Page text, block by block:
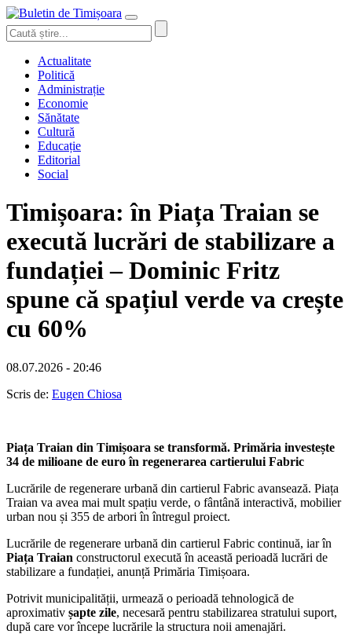
Actualitate
Politică
Administrație
Economie
Sănătate
Cultură
Educație
Editorial
Social
Timișoara: în Piața Traian se
execută lucrări de stabilizare a
fundației – Dominic Fritz
spune că spațiul verde va crește
cu 60%
08.07.2026 - 20:46
Scris de: Eugen Chiosa
Piața Traian din Timișoara se transformă. Primăria investește
34 de milioane de euro în regenerarea cartierului Fabric
Lucrările de regenerare urbană din cartierul Fabric avansează. Piața
Traian va avea mai mult spațiu verde, o fântână interactivă, mobilier
urban nou și 355 de arbori în întregul proiect.
Lucrările de regenerare urbană din cartierul Fabric continuă, iar în
Piața Traian constructorul execută în această perioadă lucrări de
stabilizare a fundației, anunță Primăria Timișoara.
Potrivit municipalității, urmează o perioadă tehnologică de
aproximativ șapte zile, necesară pentru stabilizarea stratului suport,
după care vor începe lucrările la structura noii amenajări.